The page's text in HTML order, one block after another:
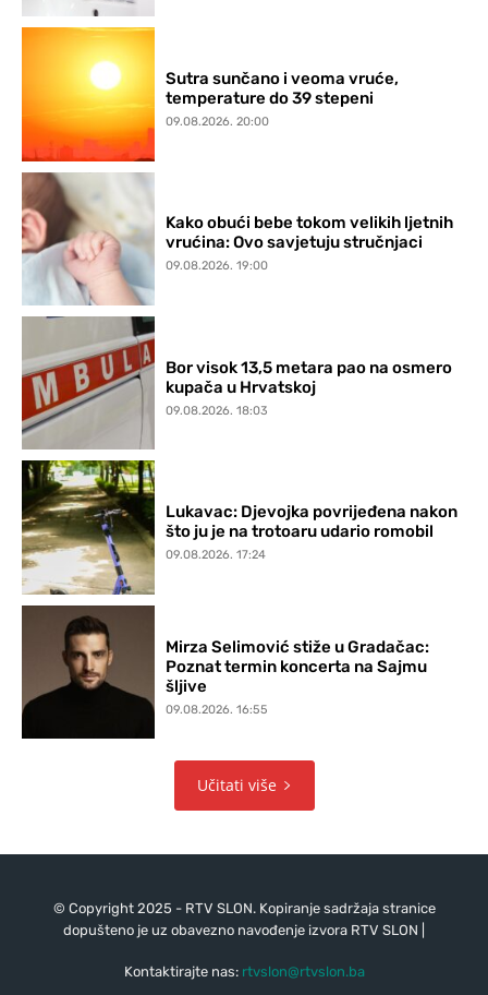
Sutra sunčano i veoma vruće,
temperature do 39 stepeni
09.08.2026. 20:00
Kako obući bebe tokom velikih ljetnih
vrućina: Ovo savjetuju stručnjaci
09.08.2026. 19:00
Bor visok 13,5 metara pao na osmero
kupača u Hrvatskoj
09.08.2026. 18:03
Lukavac: Djevojka povrijeđena nakon
što ju je na trotoaru udario romobil
09.08.2026. 17:24
Mirza Selimović stiže u Gradačac:
Poznat termin koncerta na Sajmu
šljive
09.08.2026. 16:55
Učitati više
© Copyright 2025 - RTV SLON. Kopiranje sadržaja stranice
dopušteno je uz obavezno navođenje izvora RTV SLON |
Kontaktirajte nas: rtvslon@rtvslon.ba